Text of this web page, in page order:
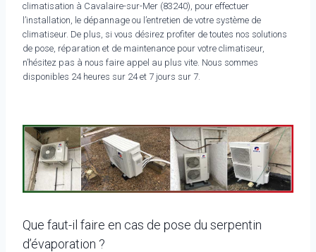
climatisation à Cavalaire-sur-Mer (83240), pour effectuer
l’installation, le dépannage ou l’entretien de votre système de
climatiseur. De plus, si vous désirez profiter de toutes nos solutions
de pose, réparation et de maintenance pour votre climatiseur,
n’hésitez pas à nous faire appel au plus vite. Nous sommes
disponibles 24 heures sur 24 et 7 jours sur 7.
Que faut-il faire en cas de pose du serpentin
d’évaporation ?